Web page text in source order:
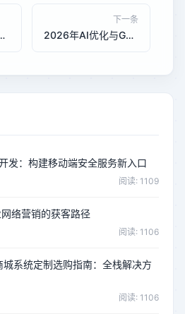
化率对比：技术驱动下的获客效率革命
下一条
2026年AI优化与GEO优化在制造业数字化转型中的成本效益分析：技术投入与回报的平衡之道
发：构建移动端安全服务新入口
阅读: 1109
络营销的获客路径
阅读: 1106
系统定制选购指南：全栈解决方
阅读: 1106